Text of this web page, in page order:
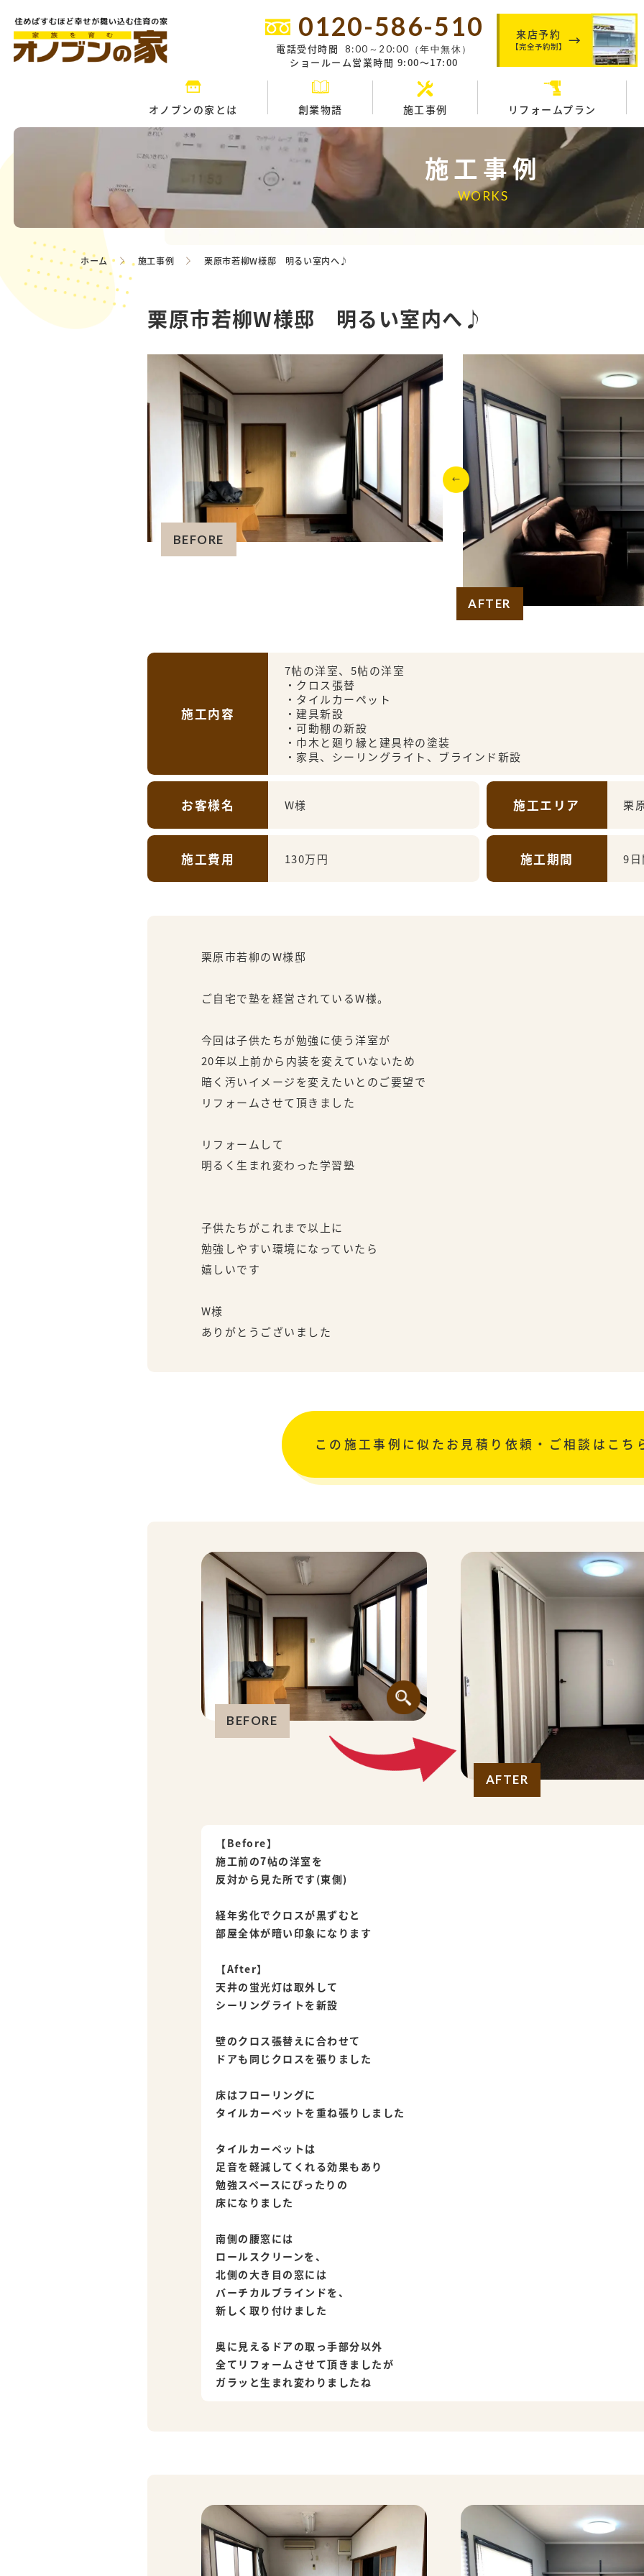
0120-586-510
電話受付時間 8:00～20:00（年中無休）
ショールーム営業時間 9:00～17:00
来店予約
【完全予約制】
オノブンの家とは 創業物語 施工事例 リフォームプラン
施工事例
WORKS
ホーム 施工事例 栗原市若柳W様邸 明るい室内へ♪
栗原市若柳W様邸 明るい室内へ♪
BEFORE
AFTER
施工内容
7帖の洋室、5帖の洋室
・クロス張替
・タイルカーペット
・建具新設
・可動棚の新設
・巾木と廻り縁と建具枠の塗装
・家具、シーリングライト、ブラインド新設
お客様名 W様 施工エリア 栗
施工費用 130万円 施工期間 9
栗原市若柳のW様邸
ご自宅で塾を経営されているW様。
今回は子供たちが勉強に使う洋室が
20年以上前から内装を変えていないため
暗く汚いイメージを変えたいとのご要望で
リフォームさせて頂きました
リフォームして
明るく生まれ変わった学習塾
子供たちがこれまで以上に
勉強しやすい環境になっていたら
嬉しいです
W様
ありがとうございました
この施工事例に似た お見積り依頼・ご相談はこち
BEFORE
AFTER
【Before】
施工前の7帖の洋室を
反対から見た所です(東側)
経年劣化でクロスが黒ずむと
部屋全体が暗い印象になります
【After】
天井の蛍光灯は取外して
シーリングライトを新設
壁のクロス張替えに合わせて
ドアも同じクロスを張りました
床はフローリングに
タイルカーペットを重ね張りしました
タイルカーペットは
足音を軽減してくれる効果もあり
勉強スペースにぴったりの
床になりました
南側の腰窓には
ロールスクリーンを、
北側の大き目の窓には
バーチカルブラインドを、
新しく取り付けました
奥に見えるドアの取っ手部分以外
全てリフォームさせて頂きましたが
ガラッと生まれ変わりましたね